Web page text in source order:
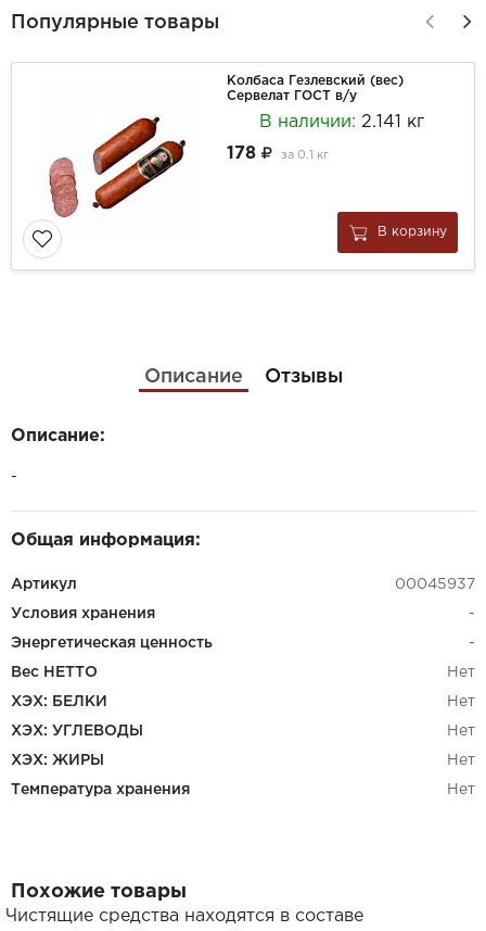
Популярные товары
Колбаса Гезлевский (вес)
Сервелат ГОСТ в/у
В наличии:2.141 кг
178
за 0.1 кг
В корзину
Описание Отзывы
Описание:
-
Общая информация:
Артикул 00045937
Условия хранения -
Энергетическая ценность -
Вес НЕТТО Нет
ХЭХ: БЕЛКИ Нет
ХЭХ: УГЛЕВОДЫ Нет
ХЭХ: ЖИРЫ Нет
Температура хранения Нет
Похожие товары
Чистящие средства находятся в составе